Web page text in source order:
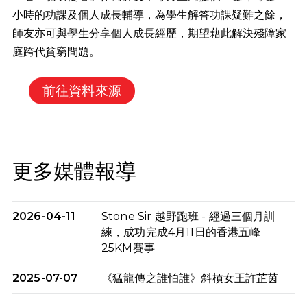
小時的功課及個人成長輔導，為學生解答功課疑難之餘，
師友亦可與學生分享個人成長經歷，期望藉此解決殘障家
庭跨代貧窮問題。
前往資料來源
更多媒體報導
2026-04-11
Stone Sir 越野跑班 - 經過三個月訓
練，成功完成4月11日的香港五峰
25KM賽事
2025-07-07 《猛龍傳之誰怕誰》斜槓女王許芷茵